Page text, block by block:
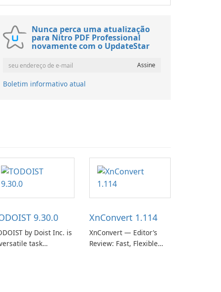
Nunca perca uma atualização
para Nitro PDF Professional
novamente com o UpdateStar
Boletim informativo atual
9.30.0
by Doist Inc. is
task
XnConvert 1.114
XnConvert — Editor’s
Review: Fast, Flexible